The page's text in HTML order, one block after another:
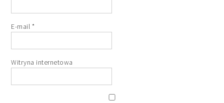
E-mail *
Witryna internetowa